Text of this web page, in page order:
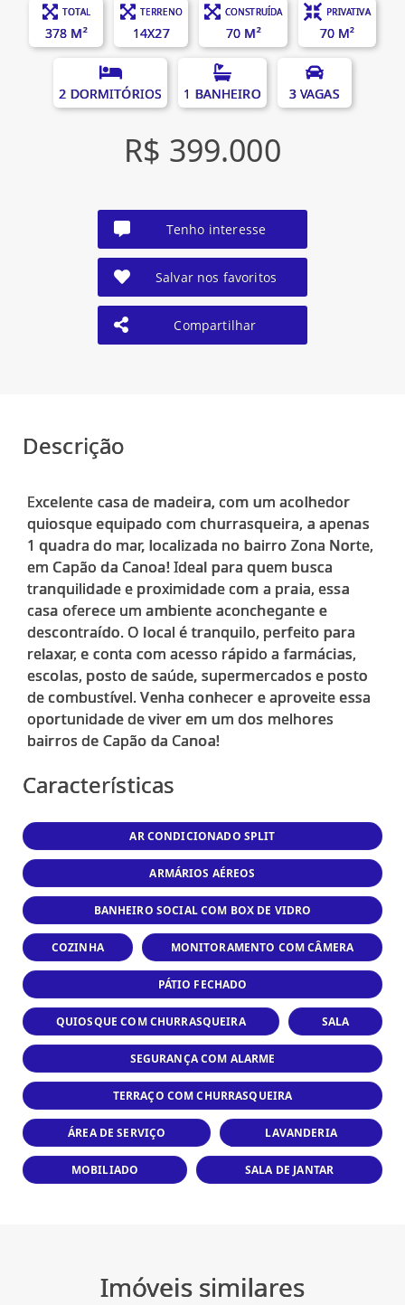
TOTAL
378 M²
TERRENO
14X27
CONSTRUÍDA
70 M²
PRIVATIVA
70 M²
2 DORMITÓRIOS 1 BANHEIRO 3 VAGAS
R$ 399.000
Tenho interesse
Salvar nos favoritos
Compartilhar
Descrição
Excelente casa de madeira, com um acolhedor
quiosque equipado com churrasqueira, a apenas
1 quadra do mar, localizada no bairro Zona Norte,
em Capão da Canoa! Ideal para quem busca
tranquilidade e proximidade com a praia, essa
casa oferece um ambiente aconchegante e
descontraído. O local é tranquilo, perfeito para
relaxar, e conta com acesso rápido a farmácias,
escolas, posto de saúde, supermercados e posto
de combustível. Venha conhecer e aproveite essa
oportunidade de viver em um dos melhores
bairros de Capão da Canoa!
Características
AR CONDICIONADO SPLIT
ARMÁRIOS AÉREOS
BANHEIRO SOCIAL COM BOX DE VIDRO
COZINHA MONITORAMENTO COM CÂMERA
PÁTIO FECHADO
QUIOSQUE COM CHURRASQUEIRA SALA
SEGURANÇA COM ALARME
TERRAÇO COM CHURRASQUEIRA
ÁREA DE SERVIÇO LAVANDERIA
MOBILIADO SALA DE JANTAR
Imóveis similares